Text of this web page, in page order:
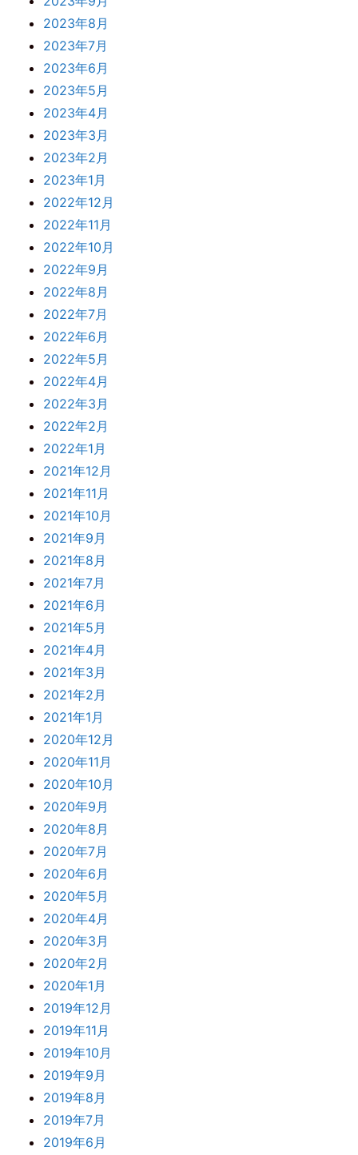
2023年8月
2023年7月
2023年6月
2023年5月
2023年4月
2023年3月
2023年2月
2023年1月
2022年12月
2022年11月
2022年10月
2022年9月
2022年8月
2022年7月
2022年6月
2022年5月
2022年4月
2022年3月
2022年2月
2022年1月
2021年12月
2021年11月
2021年10月
2021年9月
2021年8月
2021年7月
2021年6月
2021年5月
2021年4月
2021年3月
2021年2月
2021年1月
2020年12月
2020年11月
2020年10月
2020年9月
2020年8月
2020年7月
2020年6月
2020年5月
2020年4月
2020年3月
2020年2月
2020年1月
2019年12月
2019年11月
2019年10月
2019年9月
2019年8月
2019年7月
2019年6月